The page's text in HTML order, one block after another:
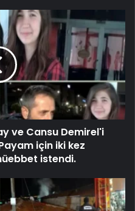
ve Cansu Demirel'i
için iki kez
istendi.